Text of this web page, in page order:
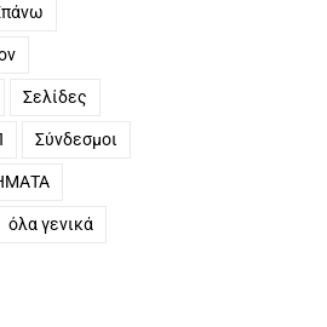
Σελίδες
Σύνδεσμοι
όλα γενικά